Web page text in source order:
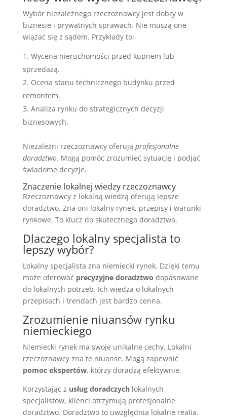
Wybór niezależnego rzeczoznawcy jest dobry w
biznesie i prywatnych sprawach. Nie muszą one
wiązać się z sądem. Przykłady to:
Wycena nieruchomości przed kupnem lub
sprzedażą.
Ocena stanu technicznego budynku przed
remontem.
Analiza rynku do strategicznych decyzji
biznesowych.
Niezależni rzeczoznawcy oferują profesjonalne
doradztwo. Mogą pomóc zrozumieć sytuację i podjąć
świadome decyzje.
Znaczenie lokalnej wiedzy rzeczoznawcy
Rzeczoznawcy z lokalną wiedzą oferują lepsze
doradztwo. Zna oni lokalny rynek, przepisy i warunki
rynkowe. To klucz do skutecznego doradztwa.
Dlaczego lokalny specjalista to
lepszy wybór?
Lokalny specjalista zna niemiecki rynek. Dzięki temu
może oferować precyzyjne doradztwo dopasowane
do lokalnych potrzeb. Ich wiedza o lokalnych
przepisach i trendach jest bardzo cenna.
Zrozumienie niuansów rynku
niemieckiego
Niemiecki rynek ma swoje unikalne cechy. Lokalni
rzeczoznawcy zna te niuanse. Mogą zapewnić
pomoc ekspertów, którzy doradzą efektywnie.
Korzystając z usług doradczychlokalnych
specjalistów, klienci otrzymują profesjonalne
doradztwo. Doradztwo to uwzględnia lokalne realia.